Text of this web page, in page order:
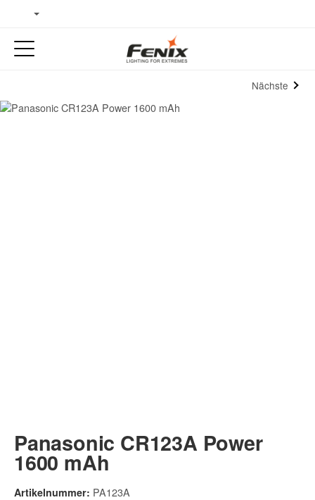
Nächste
Panasonic CR123A Power
1600 mAh
Artikelnummer: PA123A